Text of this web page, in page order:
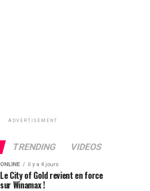
ADVERTISEMENT
TRENDING VIDEOS
ONLINE il y a 4 jours
Le City of Gold revient en force
sur Winamax !